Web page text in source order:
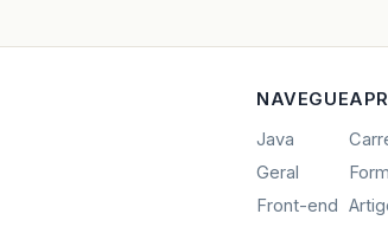
NAVEGUE
Java
Geral
Front-end